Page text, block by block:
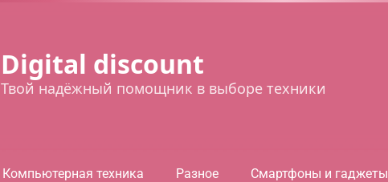
Digital discount
Твой надёжный помощник в выборе техники
Компьютерная техника Разное Смартфоны и гаджеты